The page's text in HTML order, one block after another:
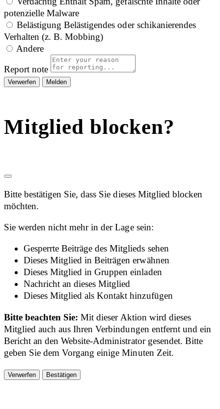
potenzielle Malware
Belästigung Belästigendes oder schikanierendes
Verhalten (z. B. Mobbing)
Andere
Report note
Melden
Mitglied blocken?
Bitte bestätigen Sie, dass Sie dieses Mitglied blocken
möchten.
Sie werden nicht mehr in der Lage sein:
Gesperrte Beiträge des Mitglieds sehen
Dieses Mitglied in Beiträgen erwähnen
Dieses Mitglied in Gruppen einladen
Nachricht an dieses Mitglied
Dieses Mitglied als Kontakt hinzufügen
Bitte beachten Sie:Mit dieser Aktion wird dieses
Mitglied auch aus Ihren Verbindungen entfernt und ein
Bericht an den Website-Administrator gesendet. Bitte
geben Sie dem Vorgang einige Minuten Zeit.
Bestätigen